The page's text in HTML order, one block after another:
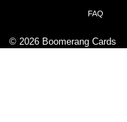
FAQ
© 2026 Boomerang Cards